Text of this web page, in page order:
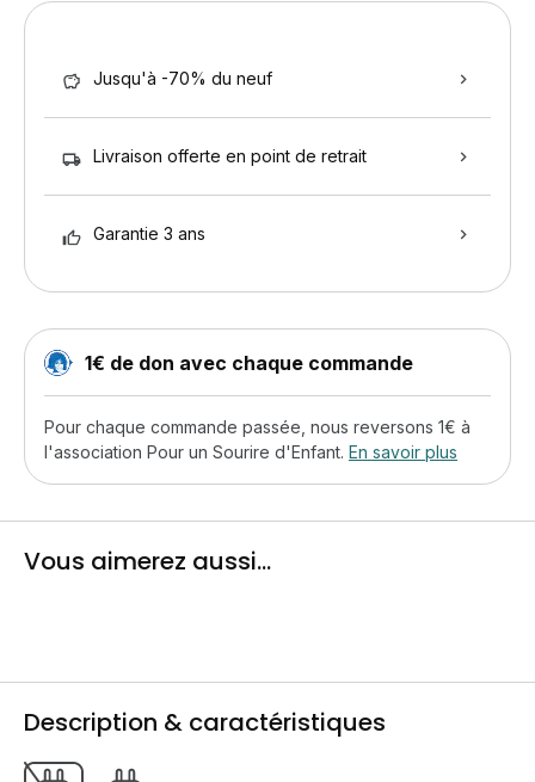
Jusqu'à -70% du neuf
Livraison offerte en point de retrait
Garantie 3 ans
1€ de don avec chaque commande
Pour chaque commande passée, nous reversons 1€ à
l'association Pour un Sourire d'Enfant. En savoir plus
Vous aimerez aussi...
Description & caractéristiques